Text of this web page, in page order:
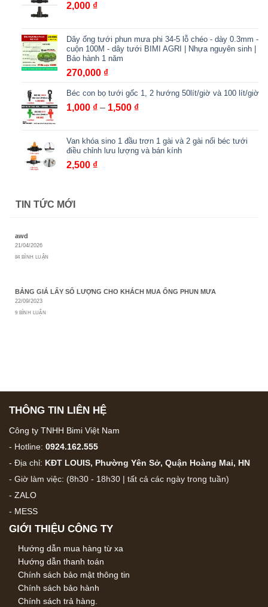
2,000 ₫
Dây ống tưới phun mưa phi 34-5 lỗ chéo - dày 0.3mm -
cuộn 100M - dây tưới BIMI AGRI | Nhựa nguyên sinh |
Bảo hành 1 năm
270,000 ₫
Béc con bọ tưới gốc 1, 2 hướng 50lít/giờ và 100 lít/giờ
1,000 ₫ – 1,500 ₫Khoảng
1,000 ₫
đến
Van khóa sino 1 đầu trơn 1 gài và 2 gài nối béc tưới
điều chỉnh lưu lượng và bán kính
2,500 ₫
TIN TỨC MỚI
awd
21/04/2026
84 BÌNH LUẬN
BẢNG GIÁ LẤY SỐ LƯỢNG CHO KHÁCH MUA ỐNG PHUN MƯA
22/09/2023
9 BÌNH LUẬN
THÔNG TIN LIÊN HỆ
Công ty TNHH Bimi Việt Nam
- Hotline: 0924.162.555
- Địa chỉ: KĐT LOUIS, Phường Yên Sở, Quận Hoàng Mai, HN
- Giờ làm việc: (8h30 - 18h30 | tất cả các ngày trong tuần)
- ZALO
- MESS
GIỚI THIỆU CÔNG TY
Hướng dẫn mua hàng từ xa
Hướng dẫn thanh toán
Chính sách bảo mật thông tin
Chính sách bảo hành
Chính sách trả hàng.